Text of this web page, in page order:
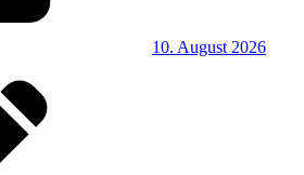
10. August 2026